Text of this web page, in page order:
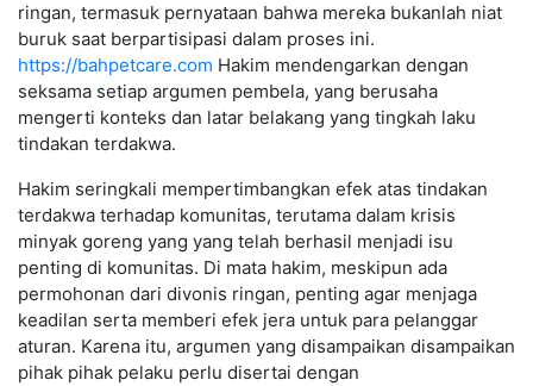
ringan, termasuk pernyataan bahwa mereka bukanlah niat
buruk saat berpartisipasi dalam proses ini.
https://bahpetcare.com Hakim mendengarkan dengan
seksama setiap argumen pembela, yang berusaha
mengerti konteks dan latar belakang yang tingkah laku
tindakan terdakwa.
Hakim seringkali mempertimbangkan efek atas tindakan
terdakwa terhadap komunitas, terutama dalam krisis
minyak goreng yang yang telah berhasil menjadi isu
penting di komunitas. Di mata hakim, meskipun ada
permohonan dari divonis ringan, penting agar menjaga
keadilan serta memberi efek jera untuk para pelanggar
aturan. Karena itu, argumen yang disampaikan disampaikan
pihak pihak pelaku perlu disertai dengan